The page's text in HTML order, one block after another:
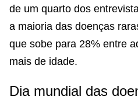
de um quarto dos
a maioria das doenças
que sobe para 28% entre
mais de idade.
Dia mundial das